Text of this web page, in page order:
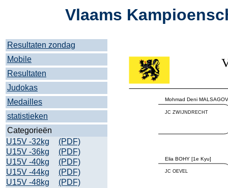
Vlaams
Resultaten zondag
Mobile
Resultaten
Judokas
Medailles
statistieken
Categorieën
U15V -32kg
(PDF)
U15V -36kg
(PDF)
U15V -40kg
(PDF)
U15V -44kg
(PDF)
U15V -48kg
(PDF)